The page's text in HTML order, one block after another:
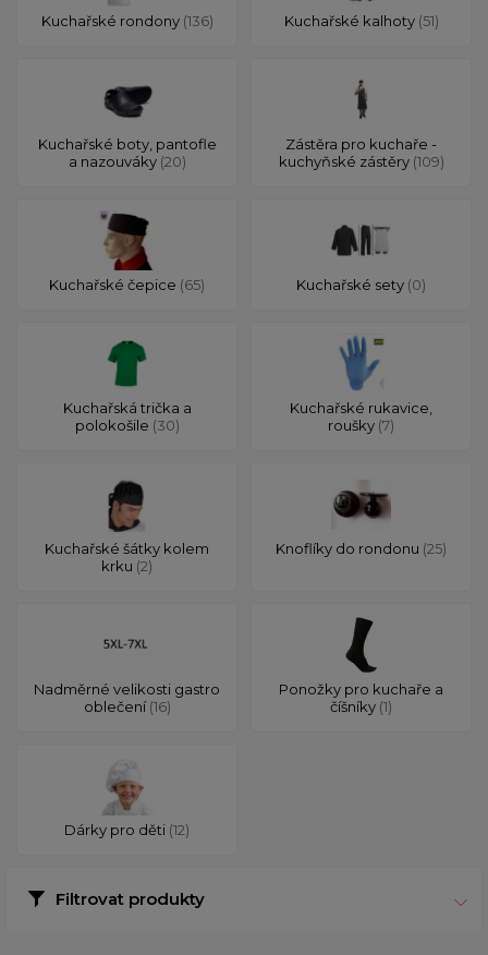
Kuchařské rondony (136) Kuchařské kalhoty (51)
Kuchařské boty, pantofle
a nazouváky (20)
Zástěra pro kuchaře -
kuchyňské zástěry (109)
Kuchařské čepice (65) Kuchařské sety (0)
Kuchařská trička a
polokošile (30)
Kuchařské rukavice,
roušky (7)
Kuchařské šátky kolem
krku (2)
Knoflíky do rondonu (25)
Nadměrné velikosti gastro
oblečení(16)
Ponožky pro kuchaře a
číšníky (1)
Dárky pro děti (12)
Filtrovat produkty